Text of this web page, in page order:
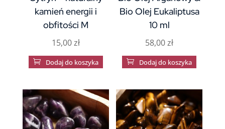
kamień energii i
obfitości M
15,00zł
 Dodaj do koszyka
Bio Olej Eukaliptusa
10 ml
58,00zł
 Dodaj do koszyka